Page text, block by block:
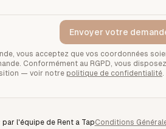
Envoyer votre
vous acceptez que vos coordonnées
Conformément au RGPD, vous
— voir notre politique de confidentialité.
l'équipe de Rent a TapConditions